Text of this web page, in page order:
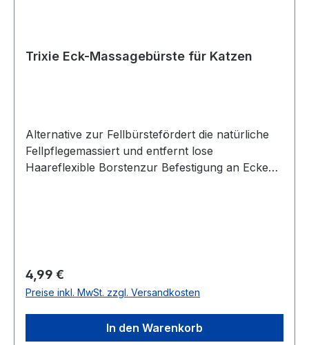
Trixie Eck-Massagebürste für Katzen
Alternative zur Fellbürstefördert die natürliche
Fellpflegemassiert und entfernt lose
Haareflexible Borstenzur Befestigung an Ecken
Regulärer Preis:
4,99 €
Preise inkl. MwSt. zzgl. Versandkosten
In den Warenkorb